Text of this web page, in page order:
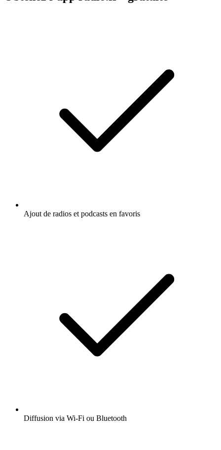
Ajout de radios et podcasts en favoris
Diffusion via Wi-Fi ou Bluetooth